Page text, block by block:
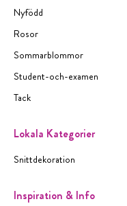
Nyfödd
Rosor
Sommarblommor
Student-och-examen
Tack
Lokala Kategorier
Snittdekoration
Inspiration & Info